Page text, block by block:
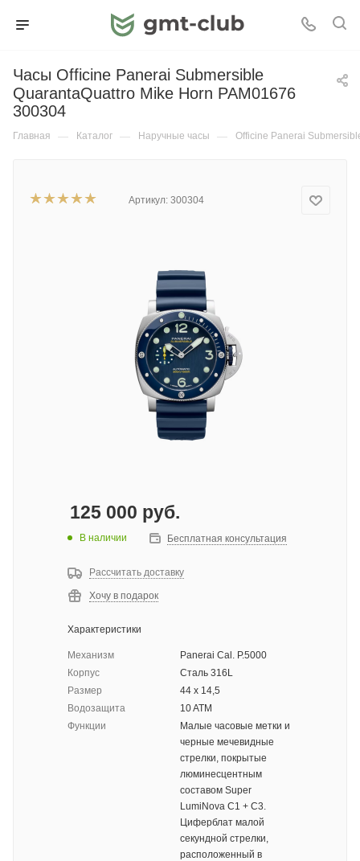
Часы Officine Panerai Submersible
QuarantaQuattro Mike Horn PAM01676
300304
Главная — Каталог — Наручные часы — Officine Panerai
Артикул: 300304
125 000 руб.
В наличии Бесплатная консультация
Рассчитать доставку
Хочу в подарок
Характеристики
Механизм
Panerai Cal. P.5000
Корпус
Сталь 316L
Размер
44 х 14,5
Водозащита
10 ATM
Функции
Малые часовые метки и
черные мечевидные
стрелки, покрытые
люминесцентным
составом Super
LumiNova С1 + С3.
Циферблат малой
секундной стрелки,
расположенный в